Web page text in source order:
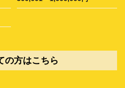
の方はこちら